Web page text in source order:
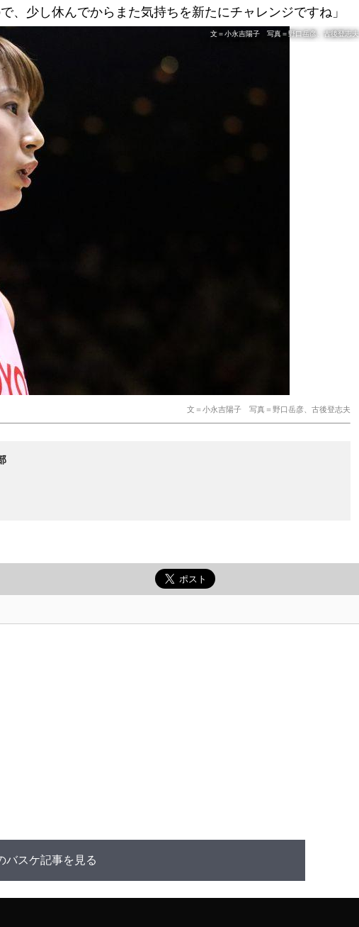
、少し休んでからまた気持ちを新たにチャレンジですね」
文＝小永吉陽子 写真＝野口岳彦、古後登志夫
文＝小永吉陽子 写真＝野口岳彦、古後登志夫
バスケ記事を見る